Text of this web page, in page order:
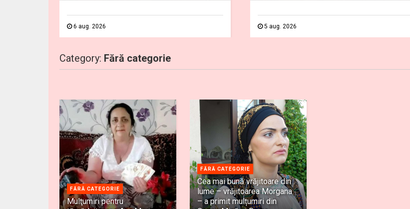
6 aug. 2026 5 aug. 2026
Category: Fără categorie
FĂRĂ CATEGORIE
Mulţumiri pentru
FĂRĂ CATEGORIE
Cea mai bună vrăjitoare din
lume – vrăjitoarea Morgana
– a primit mulțumiri din